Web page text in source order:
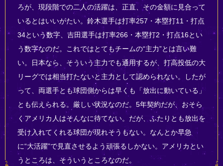
ろが、現段階での二人の活躍は、正直、その金額に見合って
いるとはいいがたい。鈴木選手は打率257・本塁打11・打点
34という数字、吉田選手は打率266・本塁打2・打点16とい
う数字なのだ。これではとてもチームの“主力”とは言い難
い。日本なら、そういう主力でも通用するが、打高投低の大
リーグでは相当打たないと主力として認められない。したが
って、両選手とも球団側からは早くも「放出に動いている」
とも伝えられる。厳しい状況なのだ。5年契約だが、おそら
くアメリカ人はそんなに待てない。だが、ふたりとも放出を
受け入れてくれる球団が現れそうもない。なんとか早急
に“大活躍”で見直させるよう頑張るしかない。アメリカとい
うところは、そういうところなのだ。